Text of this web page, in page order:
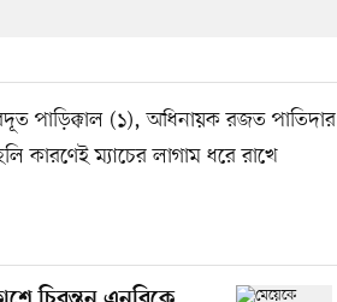
পাড়িক্কাল (১), অধিনায়ক রজত পাতিদার
কারণেই ম্যাচের লাগাম ধরে রাখে